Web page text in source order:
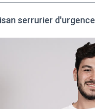
serrurier d'urgence